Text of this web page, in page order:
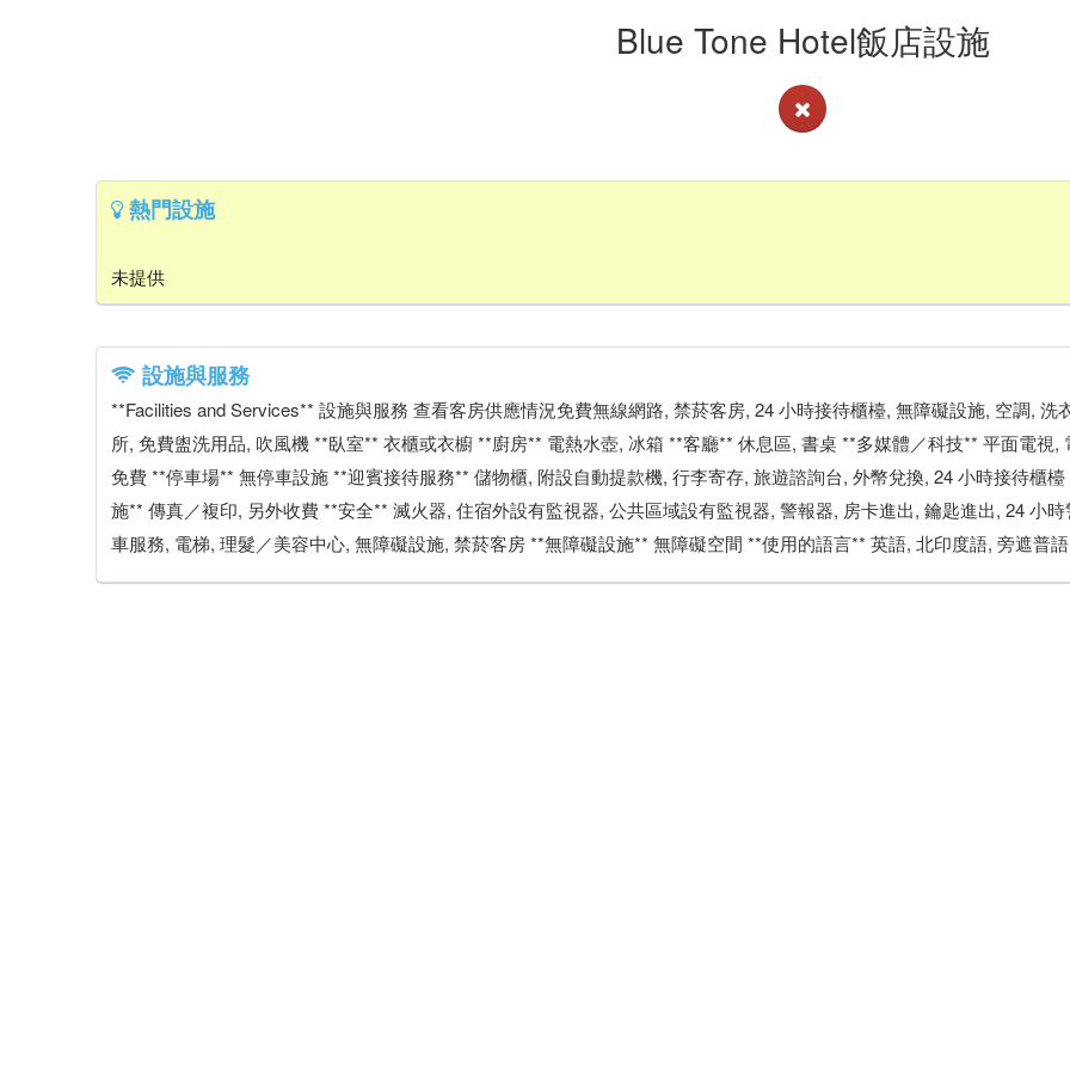
Blue Tone Hotel飯店設施
熱門設施
未提供
設施與服務
**Facilities and Services** 設施與服務 查看客房供應情況免費無線網路, 禁菸客房, 24 小時接待櫃檯, 無障礙設施, 空調,
所, 免費盥洗用品, 吹風機 **臥室** 衣櫃或衣櫥 **廚房** 電熱水壺, 冰箱 **客廳** 休息區, 書桌 **多媒體／科技** 平面電視
免費 **停車場** 無停車設施 **迎賓接待服務** 儲物櫃, 附設自動提款機, 行李寄存, 旅遊諮詢台, 外幣兌換, 24 小時接待櫃
施** 傳真／複印, 另外收費 **安全** 滅火器, 住宿外設有監視器, 公共區域設有監視器, 警報器, 房卡進出, 鑰匙進出, 24 小
車服務, 電梯, 理髮／美容中心, 無障礙設施, 禁菸客房 **無障礙設施** 無障礙空間 **使用的語言** 英語, 北印度語, 旁遮普